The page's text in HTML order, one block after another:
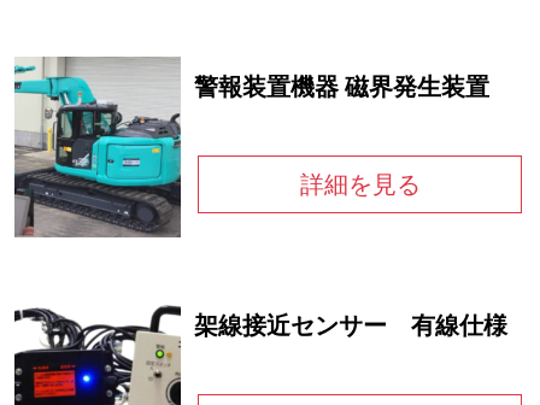
警報装置機器 磁界発生装置
詳細を見る
架線接近センサー 有線仕様